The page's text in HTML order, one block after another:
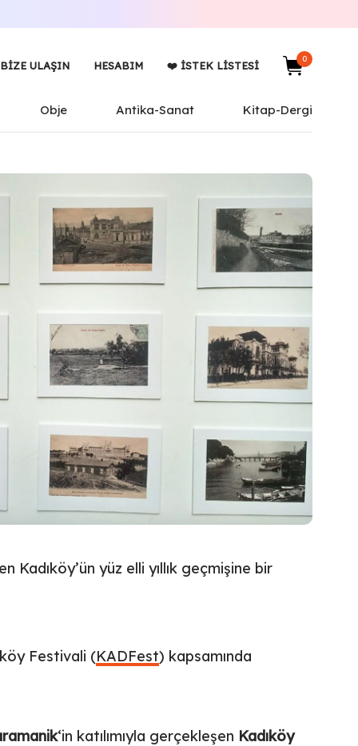
BIZE ULAŞIN HESABIM ❤️ İSTEK LISTESI
0
Obje Antika-Sanat Kitap-Dergi
Kadıköy’ün yüz elli yıllık geçmişine bir
Festivali (KADFest) kapsamında
‘in katılımıyla gerçekleşen Kadıköy